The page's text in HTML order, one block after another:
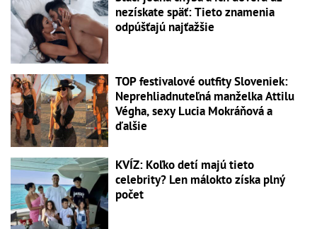
nezískate späť: Tieto znamenia
odpúšťajú najťažšie
TOP festivalové outfity Sloveniek:
Neprehliadnuteľná manželka Attilu
Végha, sexy Lucia Mokráňová a
ďalšie
KVÍZ: Koľko detí majú tieto
celebrity? Len málokto získa plný
počet